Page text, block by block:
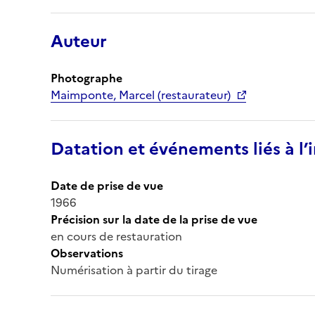
Auteur
Photographe
Maimponte, Marcel (restaurateur)
Datation et événements liés à
Date de prise de vue
1966
Précision sur la date de la prise de vue
en cours de restauration
Observations
Numérisation à partir du tirage